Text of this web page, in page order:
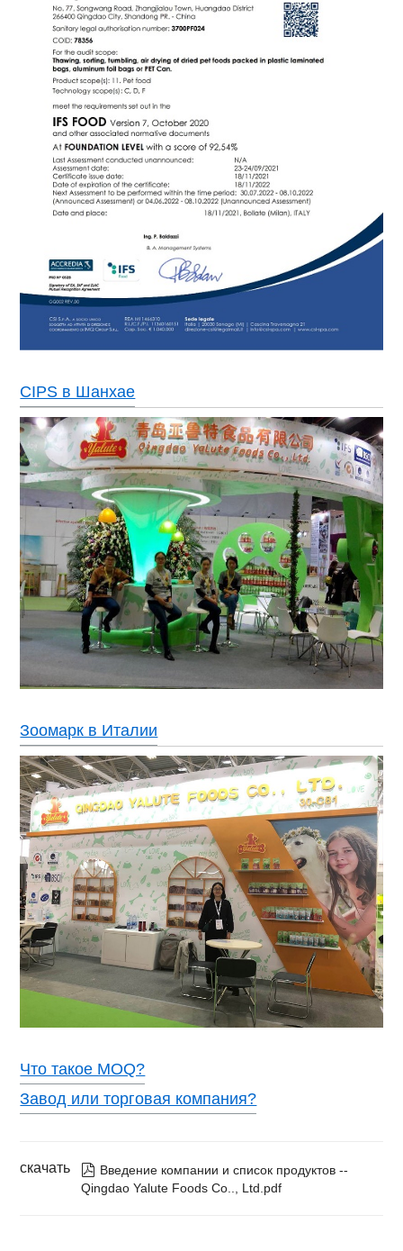
CIPS в Шанхае
Зоомарк в Италии
Что такое MOQ?
Завод или торговая компания?
скачать  Введение компании и список продуктов --
Qingdao Yalute Foods Co.., Ltd.pdf